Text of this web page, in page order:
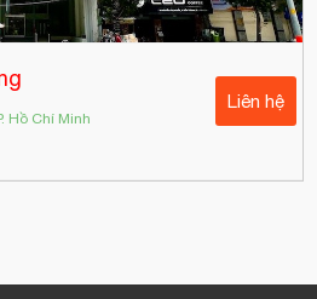
Hồ Chí Minh
Liên hệ